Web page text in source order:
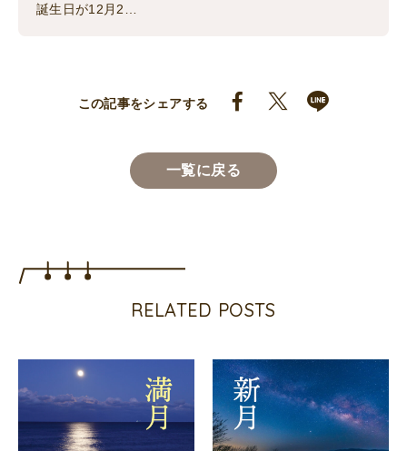
誕生日が12月2…
この記事をシェアする
一覧に戻る
RELATED POSTS